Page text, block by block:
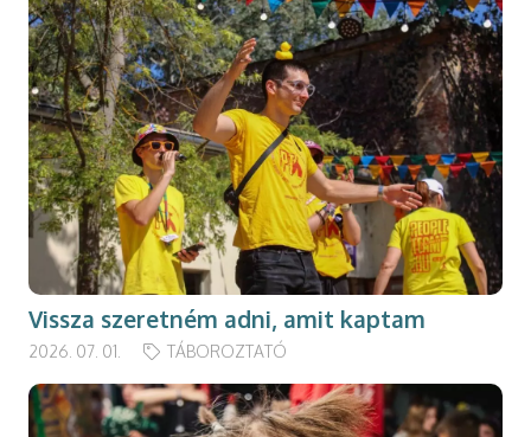
Vissza szeretném adni, amit kaptam
2026. 07. 01. TÁBOROZTATÓ